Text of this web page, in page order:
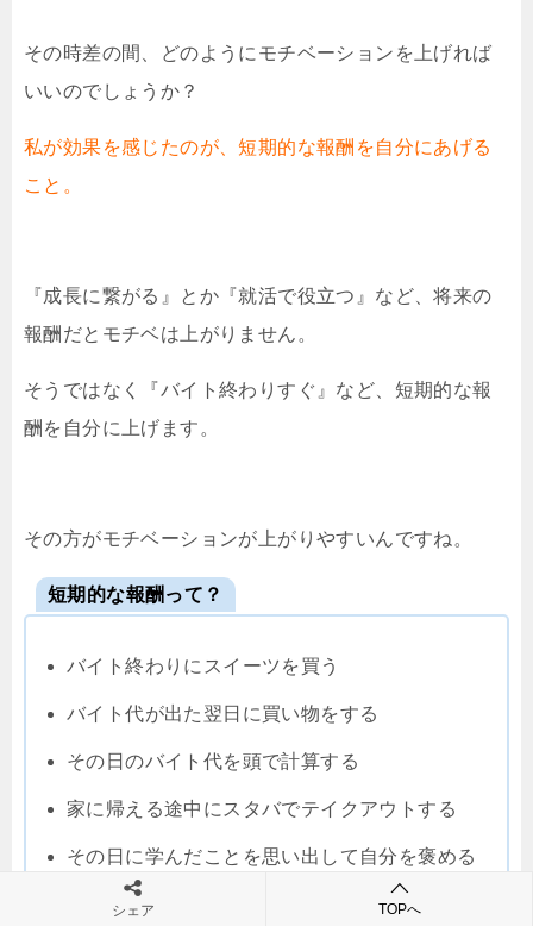
その時差の間、どのようにモチベーションを上げれば
いいのでしょうか？
私が効果を感じたのが、短期的な報酬を自分にあげる
こと。
『成長に繋がる』とか『就活で役立つ』など、将来の
報酬だとモチベは上がりません。
そうではなく『バイト終わりすぐ』など、短期的な報
酬を自分に上げます。
その方がモチベーションが上がりやすいんですね。
短期的な報酬って？
バイト終わりにスイーツを買う
バイト代が出た翌日に買い物をする
その日のバイト代を頭で計算する
家に帰える途中にスタバでテイクアウトする
その日に学んだことを思い出して自分を褒める
シェア TOPへ